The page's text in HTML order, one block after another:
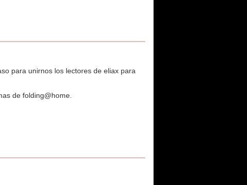
para unirnos los lectores de eliax para
de folding@home.